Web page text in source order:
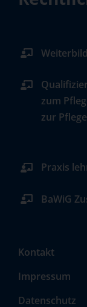
zum
zur
Praxis
BaWiG
Kontakt
Impressum
Datenschutz